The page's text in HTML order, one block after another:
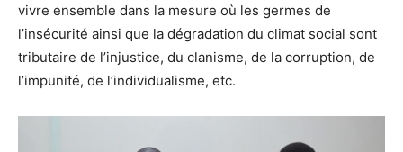
vivre ensemble dans la mesure où les germes de
l’insécurité ainsi que la dégradation du climat social sont
tributaire de l’injustice, du clanisme, de la corruption, de
l’impunité, de l’individualisme, etc.